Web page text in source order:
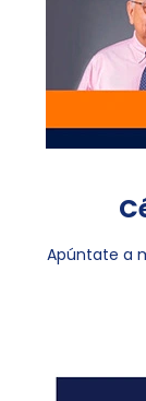
Apúntate a